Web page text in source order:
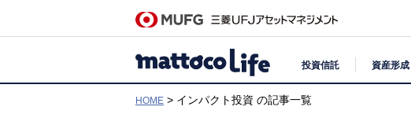
投資信託 資産形成
HOME > インパクト投資 の記事一覧